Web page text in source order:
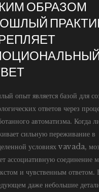
ОБРАЗОМ
опыт является базой для
ответов через
автоматизма. Когда
сильную переживание в
условиях vavada,
ассоциативную соединение
и чувственным ответом.
даже небольшие